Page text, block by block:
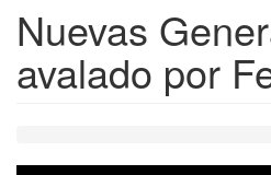
Nuevas
avalado por